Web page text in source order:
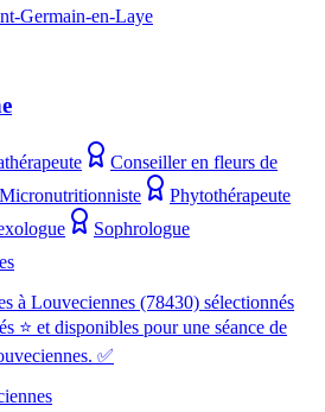
Germain-en-Laye
Conseiller en fleurs de
Micronutritionniste
Phytothérapeute
Sophrologue
à Louveciennes (78430) sélectionnés
⭐ et disponibles pour une séance de
✅